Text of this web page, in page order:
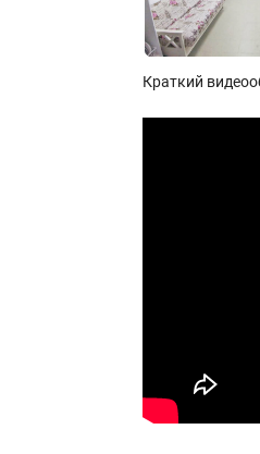
Краткий